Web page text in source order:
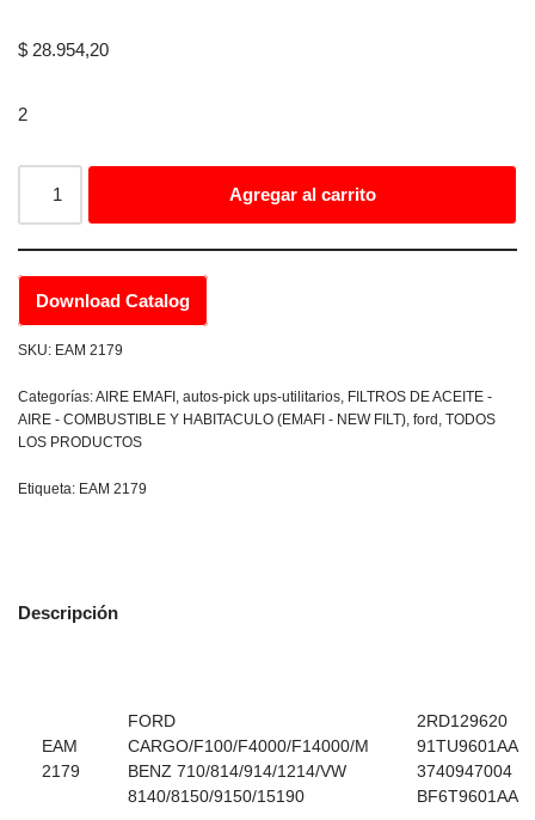
$ 28.954,20
2
Agregar al carrito
Download Catalog
SKU: EAM 2179
Categorías:AIRE EMAFI autos-pick ups-utilitarios FILTROS DE ACEITE -
AIRE - COMBUSTIBLE Y HABITACULO (EMAFI - NEW FILT) ford TODOS
LOS PRODUCTOS
Etiqueta: EAM 2179
Descripción
EAM
2179
FORD
CARGO/F100/F4000/F14000/M
BENZ 710/814/914/1214/VW
8140/8150/9150/15190
2RD129620
91TU9601AA
3740947004
BF6T9601AA